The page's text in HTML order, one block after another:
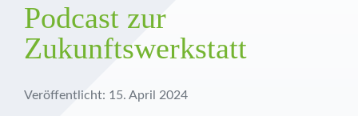
Podcast zur
Zukunftswerkstatt
Veröffentlicht: 15. April 2024
Montessori
Gymnasium
Pädagogisch-didaktische Besonderheiten
Presse
Pädagogische Unterstützung
Vormerkung